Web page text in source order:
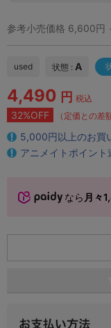
参考小売価格 6,600円
used 状態 : A
4,490 円 税込
32%OFF （定価との差
5,000円以上のお買
アニメイトポイント
なら 月々